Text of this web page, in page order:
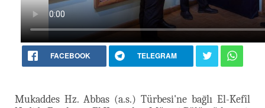
FACEBOOK TELEGRAM
Mukaddes Hz. Abbas (a.s.) Türbesi'ne bağlı El-Kefîl